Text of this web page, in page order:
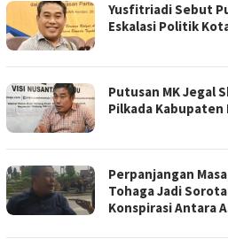
Yusfitriadi Sebut
Eskalasi Politik
Putusan MK Jegal
Pilkada Kabupaten
Perpanjangan
Tohaga Jadi
Konspirasi Antara